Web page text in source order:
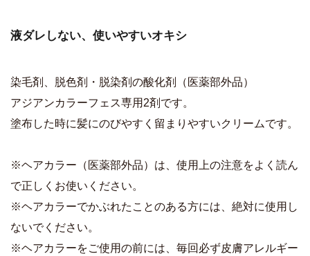
液ダレしない、使いやすいオキシ
染毛剤、脱色剤・脱染剤の酸化剤（医薬部外品）
アジアンカラーフェス専用2剤です。
塗布した時に髪にのびやすく留まりやすいクリームです。
※ヘアカラー（医薬部外品）は、使用上の注意をよく読ん
で正しくお使いください。
※ヘアカラーでかぶれたことのある方には、絶対に使用し
ないでください。
※ヘアカラーをご使用の前には、毎回必ず皮膚アレルギー